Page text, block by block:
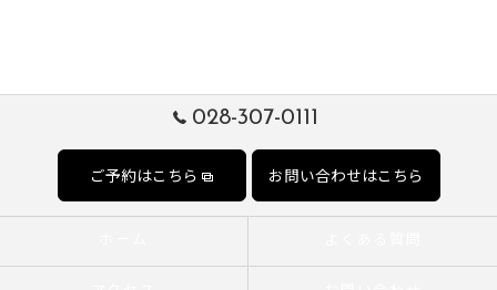
028-307-0111
ご予約はこちら お問い合わせはこちら